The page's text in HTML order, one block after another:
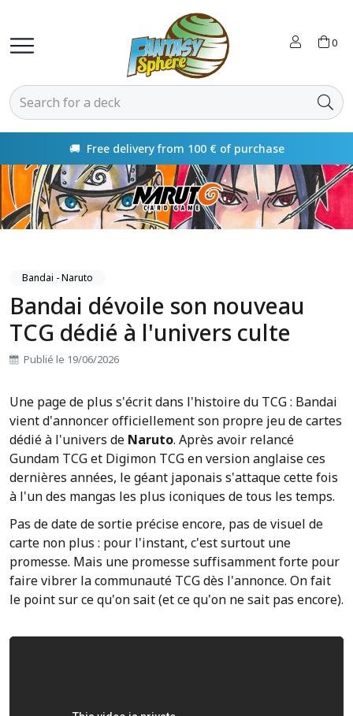
0
from 100 € of purchase Payment in
Bandai - Naruto
Bandai dévoile son nouveau
TCG dédié à l'univers culte
Publié le 19/06/2026
Une page de plus s'écrit dans l'histoire du TCG : Bandai
vient d'annoncer officiellement son propre jeu de cartes
dédié à l'univers de Naruto. Après avoir relancé
Gundam TCG et Digimon TCG en version anglaise ces
dernières années, le géant japonais s'attaque cette fois
à l'un des mangas les plus iconiques de tous les temps.
Pas de date de sortie précise encore, pas de visuel de
carte non plus : pour l'instant, c'est surtout une
promesse. Mais une promesse suffisamment forte pour
faire vibrer la communauté TCG dès l'annonce. On fait
le point sur ce qu'on sait (et ce qu'on ne sait pas encore).